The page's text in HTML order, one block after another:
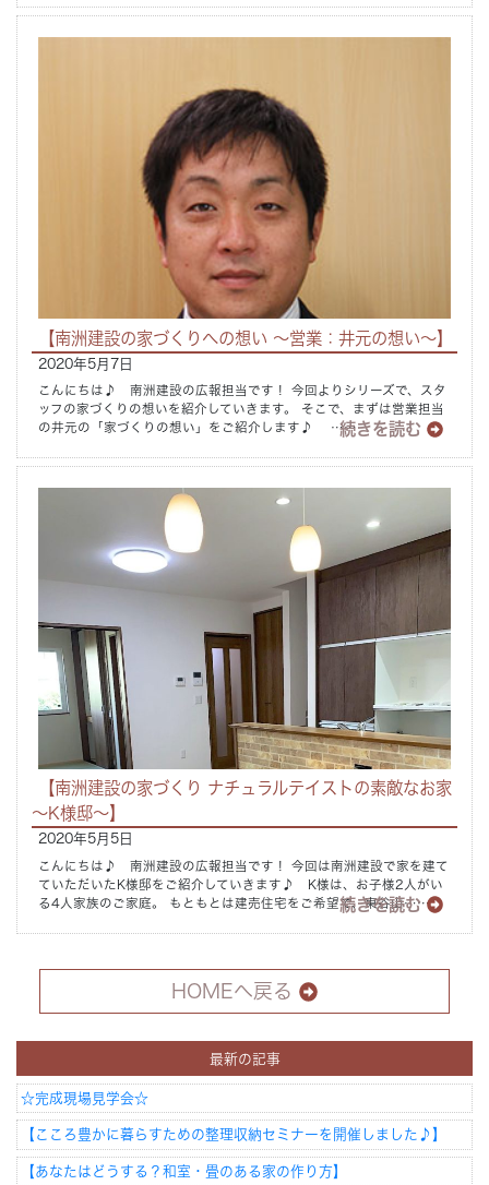
【南洲建設の家づくりへの想い ～営業：井元の想い～】
2020年5月7日
こんにちは♪ 南洲建設の広報担当です！ 今回よりシリーズで、スタ
ッフの家づくりの想いを紹介していきます。 そこで、まずは営業担当
の井元の「家づくりの想い」をご紹介します♪ ……続きを読む
【南洲建設の家づくり ナチュラルテイストの素敵なお家
～K様邸～】
2020年5月5日
こんにちは♪ 南洲建設の広報担当です！ 今回は南洲建設で家を建て
ていただいたK様邸をご紹介していきます♪ K様は、お子様2人がい
る4人家族のご家庭。 もともとは建売住宅をご希望で、東谷山……
続きを読む
HOMEへ戻る
最新の記事
☆完成現場見学会☆
【こころ豊かに暮らすための整理収納セミナーを開催しました♪】
【あなたはどうする？和室・畳のある家の作り方】